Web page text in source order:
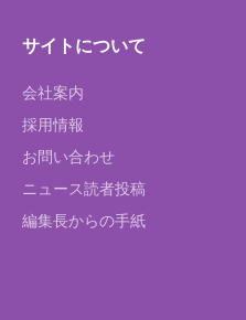
サイトについて
会社案内
採用情報
お問い合わせ
ニュース読者投稿
編集長からの手紙